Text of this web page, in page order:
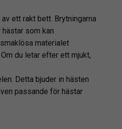
ett rakt bett. Brytningarna
som kan
materialet
du letar efter ett mjukt,
Detta bjuder in hästen
passande för hästar